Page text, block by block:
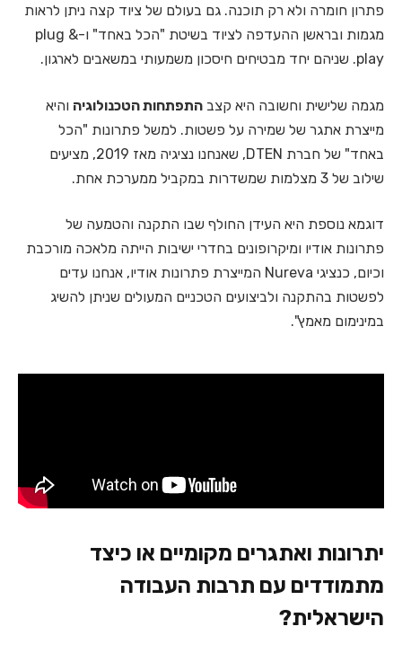
פתרון חומרה ולא רק תוכנה. גם בעולם של ציוד קצה ניתן לראות
מגמות ובראשן ההעדפה לציוד בשיטת "הכל באחד" ו-plug &
play. שניהם יחד מבטיחים חיסכון משמעותי במשאבים לארגון.
מגמה שלישית וחשובה היא קצב התפתחות הטכנולוגיה והיא
מייצרת אתגר של שמירה על פשטות. למשל פתרונות "הכל
באחד" של חברת DTEN, שאנחנו נציגיה מאז 2019, מציעים
שילוב של 3 מצלמות שמשדרות במקביל ממערכת אחת.
דוגמא נוספת היא העידן החולף שבו התקנה והטמעה של
פתרונות אודיו ומיקרופונים בחדרי ישיבות הייתה מלאכה מורכבת
וכיום, כנציגי Nureva המייצרת פתרונות אודיו, אנחנו עדים
לפשטות בהתקנה ולביצועים הטכניים המעולים שניתן להשיג
במינימום מאמץ".
יתרונות ואתגרים מקומיים או כיצד
מתמודדים עם תרבות העבודה
הישראלית?